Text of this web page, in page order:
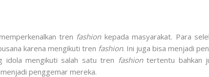
tren fashionkepada masyarakat. Para
karena mengikuti tren fashion. Ini juga bisa menjadi
idola mengikuti salah satu tren fashiontertentu bahkan
penggemar mereka.